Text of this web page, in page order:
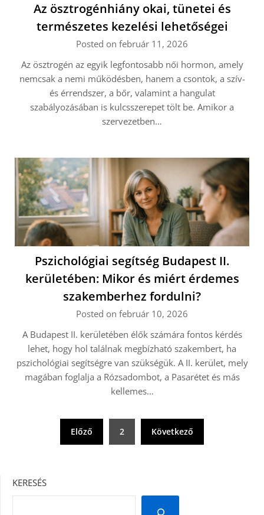
Az ösztrogénhiány okai, tünetei és
természetes kezelési lehetőségei
Posted on február 11, 2026
Az ösztrogén az egyik legfontosabb női hormon, amely
nemcsak a nemi működésben, hanem a csontok, a szív-
és érrendszer, a bőr, valamint a hangulat
szabályozásában is kulcsszerepet tölt be. Amikor a
szervezetben…
Pszichológiai segítség Budapest II.
kerületében: Mikor és miért érdemes
szakemberhez fordulni?
Posted on február 10, 2026
A Budapest II. kerületében élők számára fontos kérdés
lehet, hogy hol találnak megbízható szakembert, ha
pszichológiai segítségre van szükségük. A II. kerület, mely
magában foglalja a Rózsadombot, a Pasarétet és más
kellemes…
BejegyzésekElőző 2 Következő
KERESÉS